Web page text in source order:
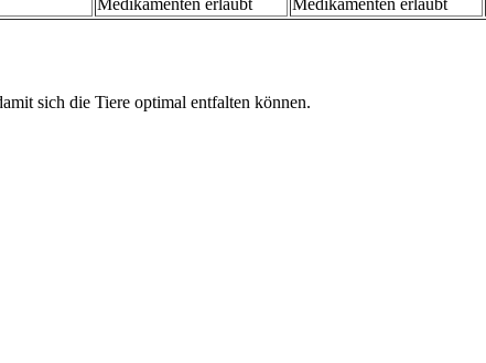
sich die Tiere optimal entfalten können.